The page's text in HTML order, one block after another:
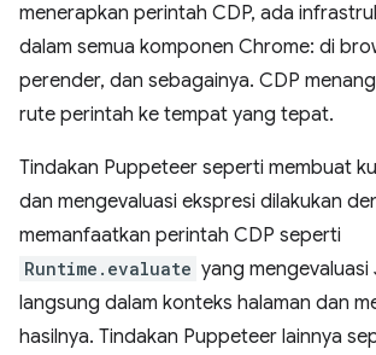
menerapkan perintah CDP, ada
dalam semua komponen Chrome: di
perender, dan sebagainya. CDP
rute perintah ke tempat yang tepat.
Tindakan Puppeteer seperti membuat
dan mengevaluasi ekspresi dilakukan
memanfaatkan perintah CDP seperti
Runtime.evaluate yang mengevaluasi
langsung dalam konteks halaman dan
hasilnya. Tindakan Puppeteer lainnya